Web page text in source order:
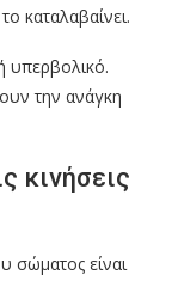
καταλαβαίνει.
υπερβολικό.
την ανάγκη
κινήσεις
σώματος είναι